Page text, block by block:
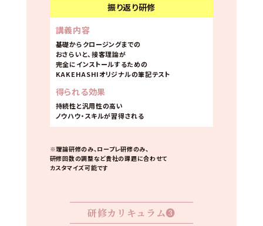
振り返り研修
講義内容
基礎からクロージングまでの
おさらいと、接客理論が
完全にインストールするための
KAKEHASHIオリジナルの筆記テスト
得られる効果
持続性と汎用性の高い
ノウハウ・スキルが習得される
※理論研修のみ、ロープレ研修のみ、
研修回数の調整など貴社の課題に合わせて
カスタマイズ可能です
研修カリキュラム❸